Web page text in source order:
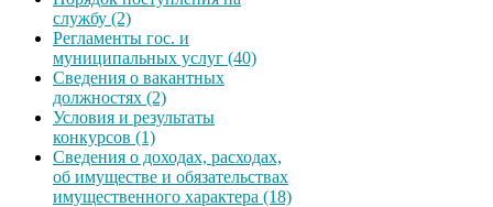
службу (2)
Регламенты гос. и
муниципальных услуг (40)
Сведения о вакантных
должностях (2)
Условия и результаты
конкурсов (1)
Сведения о доходах, расходах,
об имуществе и обязательствах
имущественного характера (18)